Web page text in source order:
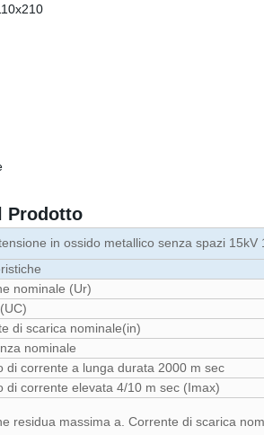
Prodotto
in ossido metallico senza spazi 15kV
nominale (Ur)
di scarica nominale(in)
nominale
di corrente a lunga durata 2000 m sec
di corrente elevata 4/10 m sec (Imax)
residua massima a. Corrente di scarica